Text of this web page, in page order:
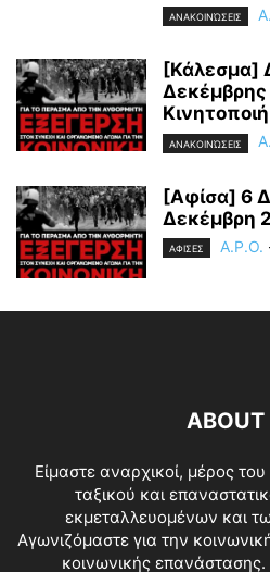
ΑΝΑΚΟΙΝΏΣΕΙΣ
[Κάλεσμα]
Δεκέμβρης
ΑΝΑΚΟΙΝΏΣΕΙΣ
[Αφίσα] 6
Δεκέμβρη
ΑΦΙΣΕΣ A.P.O.
ABOUT
Είμαστε αναρχικοί, μέρος
ταξικού και
εκμεταλλευομένων και
Αγωνιζόμαστε για την
κοινωνικής